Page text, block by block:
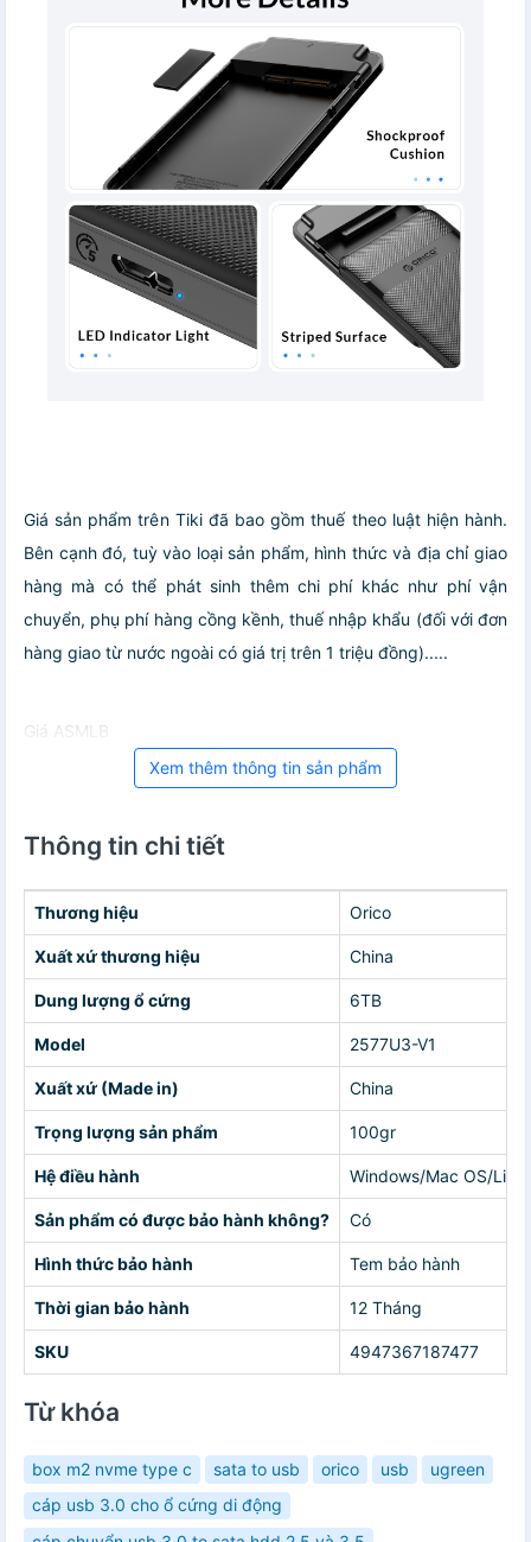
Giá sản phẩm trên Tiki đã bao gồm thuế theo luật hiện hành.
Bên cạnh đó, tuỳ vào loại sản phẩm, hình thức và địa chỉ giao
hàng mà có thể phát sinh thêm chi phí khác như phí vận
chuyển, phụ phí hàng cồng kềnh, thuế nhập khẩu (đối với đơn
hàng giao từ nước ngoài có giá trị trên 1 triệu đồng).....
Giá ASMLB
Xem thêm thông tin sản phẩm
Thông tin chi tiết
Thương hiệu Orico
Xuất xứ thương hiệu China
Dung lượng ổ cứng 6TB
Model 2577U3-V1
Xuất xứ (Made in) China
Trọng lượng sản phẩm 100gr
Hệ điều hành Windows/Mac OS/
Sản phẩm có được bảo hành không? Có
Hình thức bảo hành Tem bảo hành
Thời gian bảo hành 12 Tháng
SKU 4947367187477
Từ khóa
box m2 nvme type c sata to usb orico usb
ugreen
cáp usb 3.0 cho ổ cứng di động